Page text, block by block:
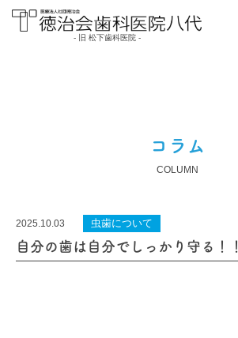
- 旧 松下歯科医院 -
コラム
COLUMN
2025.10.03 虫歯について
自分の歯は自分でしっかり守る！！